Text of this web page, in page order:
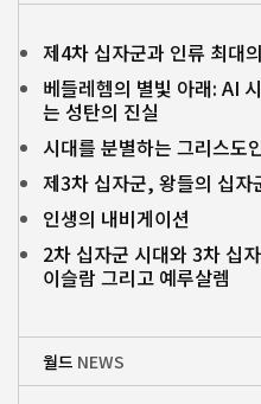
제4차 십자군과 인류 최대
베들레헴의 별빛 아래: AI
는 성탄의 진실
시대를 분별하는 그리스도
제3차 십자군, 왕들의 십
인생의 내비게이션
2차 십자군 시대와 3차 십
이슬람 그리고 예루살렘
월드 NEWS